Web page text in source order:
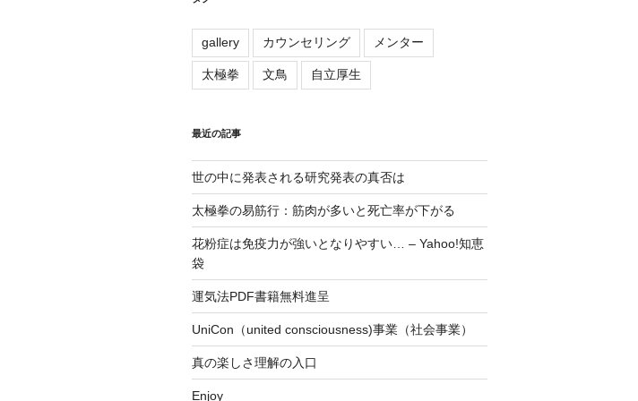
gallery カウンセリング メンター
太極拳 文鳥 自立厚生
最近の記事
世の中に発表される研究発表の真否は
太極拳の易筋行：筋肉が多いと死亡率が下がる
花粉症は免疫力が強いとなりやすい… – Yahoo!知恵
袋
運気法PDF書籍無料進呈
UniCon（united consciousness)事業（社会事業）
真の楽しさ理解の入口
Enjoy